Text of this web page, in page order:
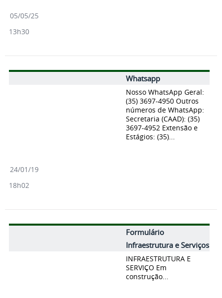
05/05/25
13h30
Whatsapp
Nosso WhatsApp Geral:
(35) 3697-4950 Outros
números de WhatsApp:
Secretaria (CAAD): (35)
3697-4952 Extensão e
Estágios: (35)...
24/01/19
18h02
Formulário
Infraestrutura e Serviços
INFRAESTRUTURA E
SERVIÇO Em
construção...